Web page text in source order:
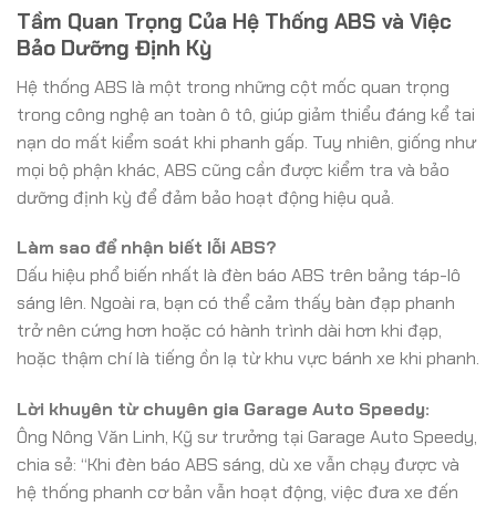
Tầm Quan Trọng Của Hệ Thống ABS và Việc
Bảo Dưỡng Định Kỳ
Hệ thống ABS là một trong những cột mốc quan trọng
trong công nghệ an toàn ô tô, giúp giảm thiểu đáng kể tai
nạn do mất kiểm soát khi phanh gấp. Tuy nhiên, giống như
mọi bộ phận khác, ABS cũng cần được kiểm tra và bảo
dưỡng định kỳ để đảm bảo hoạt động hiệu quả.
Làm sao để nhận biết lỗi ABS?
Dấu hiệu phổ biến nhất là đèn báo ABS trên bảng táp-lô
sáng lên. Ngoài ra, bạn có thể cảm thấy bàn đạp phanh
trở nên cứng hơn hoặc có hành trình dài hơn khi đạp,
hoặc thậm chí là tiếng ồn lạ từ khu vực bánh xe khi phanh.
Lời khuyên từ chuyên gia Garage Auto Speedy:
Ông Nông Văn Linh, Kỹ sư trưởng tại Garage Auto Speedy,
chia sẻ: “Khi đèn báo ABS sáng, dù xe vẫn chạy được và
hệ thống phanh cơ bản vẫn hoạt động, việc đưa xe đến